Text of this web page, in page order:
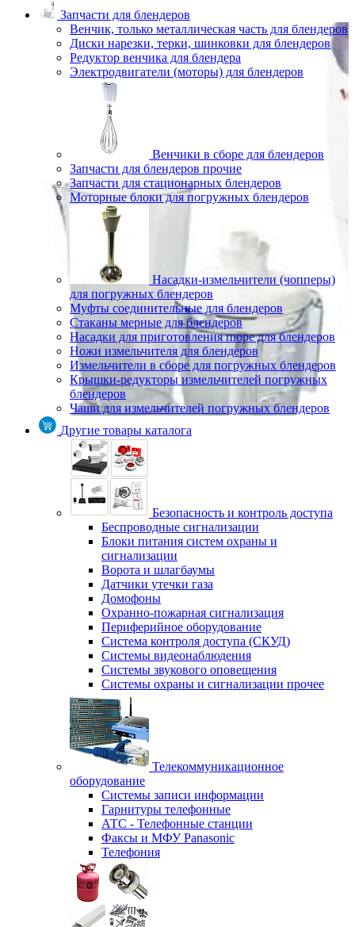
Запчасти для блендеров
Венчик, только металлическая часть для блендеров
Диски нарезки, терки, шинковки для блендеров
Редуктор венчика для блендера
Электродвигатели (моторы) для блендеров
Венчики в сборе для блендеров
Запчасти для блендеров прочие
Запчасти для стационарных блендеров
Моторные блоки для погружных блендеров
Насадки-измельчители (чопперы)
для погружных блендеров
Муфты соединительные для блендеров
Стаканы мерные для блендеров
Насадки для приготовления пюре для блендеров
Ножи измельчителя для блендеров
Измельчители в сборе для погружных блендеров
Крышки-редукторы измельчителей погружных
блендеров
Чаши для измельчителей погружных блендеров
Другие товары каталога
Безопасность и контроль доступа
Беспроводные сигнализации
Блоки питания систем охраны и
сигнализации
Ворота и шлагбаумы
Датчики утечки газа
Домофоны
Охранно-пожарная сигнализация
Периферийное оборудование
Система контроля доступа (СКУД)
Системы видеонаблюдения
Системы звукового оповещения
Системы охраны и сигнализации прочее
Телекоммуникационное
оборудование
Системы записи информации
Гарнитуры телефонные
АТС - Телефонные станции
Факсы и МФУ Panasonic
Телефония